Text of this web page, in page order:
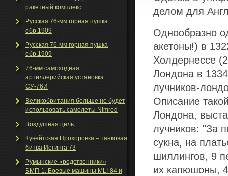
ракетный комплекс
Русская 76-мм горная пушка
обр.1909
Русская 76-мм горная пушка
обр.1909
76-мм самоходная
артиллерийская установка
СУ-76И
Великобритания больше не будет
использовать самолеты Nimrod
Воздушная цель
Кувейтская Прохоровка – танковая
битва Истинга 73
Румынские «родственники»
БМП-1. Боевые машины MLI-84 и
делом для
Однообразно
акетоны!) в
Холдернессе
Лондона в
лучников-
Описание
Лондона,
лучников: "За
сукна, на
шиллингов, 9
их капюшоны,